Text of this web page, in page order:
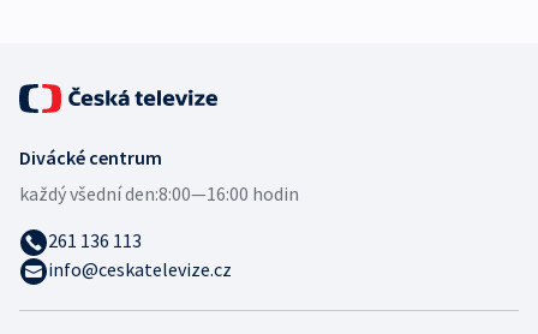
Divácké centrum
každý všední den:8:00—16:00 hodin
261 136 113
info@ceskatelevize.cz